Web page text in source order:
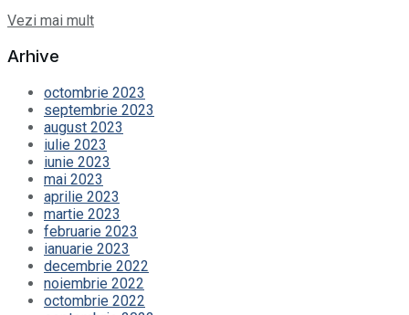
Vezi mai mult
Arhive
octombrie 2023
septembrie 2023
august 2023
iulie 2023
iunie 2023
mai 2023
aprilie 2023
martie 2023
februarie 2023
ianuarie 2023
decembrie 2022
noiembrie 2022
octombrie 2022